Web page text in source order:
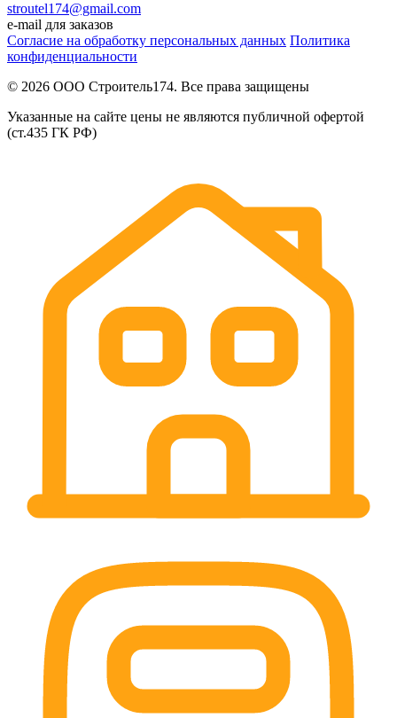
stroutel174@gmail.com
e-mail для заказов
Согласие на обработку персональных данных Политика
конфиденциальности
© 2026 ООО Строитель174. Все права защищены
Указанные на сайте цены не являются публичной офертой
(ст.435 ГК РФ)